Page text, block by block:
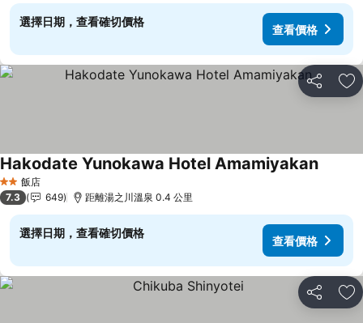
選擇日期，查看確切價格
查看價格
分享 加
2 星級飯店
Hakodate Yunokawa Hotel Amamiyakan
7.3 649 距離湯之川溫泉 0.4 公里
選擇日期，查看確切價格
查看價格
分享 加